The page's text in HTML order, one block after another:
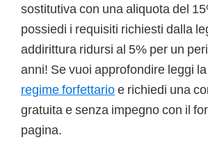
sostitutiva con una aliquota del
possiedi i requisiti richiesti dalla
addirittura ridursi al 5% per un
anni! Se vuoi approfondire leggi
regime forfettarioe richiedi una
gratuita e senza impegno con il
pagina.